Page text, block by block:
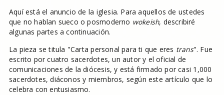
Aquí está el anuncio de la iglesia. Para aquellos de ustedes
que no hablan sueco o posmoderno wokeish, describiré
algunas partes a continuación.
La pieza se titula "Carta personal para ti que eres trans". Fue
escrito por cuatro sacerdotes, un autor y el oficial de
comunicaciones de la diócesis, y está firmado por casi 1,000
sacerdotes, diáconos y miembros, según este artículo que lo
celebra con entusiasmo.